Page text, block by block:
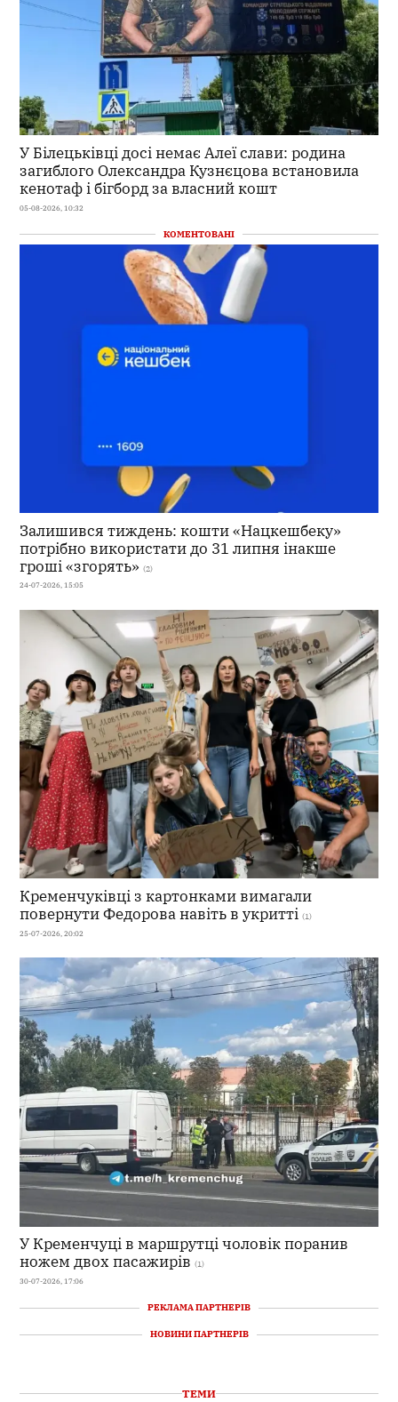
У Білецьківці досі немає Алеї слави: родина
загиблого Олександра Кузнєцова встановила
кенотаф і бігборд за власний кошт
05-08-2026, 10:32
КОМЕНТОВАНІ
Залишився тиждень: кошти «Нацкешбеку»
потрібно використати до 31 липня інакше
гроші «згорять» (2)
24-07-2026, 15:05
Кременчуківці з картонками вимагали
повернути Федорова навіть в укритті (1)
25-07-2026, 20:02
У Кременчуці в маршрутці чоловік поранив
ножем двох пасажирів (1)
30-07-2026, 17:06
РЕКЛАМА ПАРТНЕРІВ
НОВИНИ ПАРТНЕРІВ
ТЕМИ